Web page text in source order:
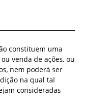
constituem uma
venda de ações, ou
nem poderá ser
na qual tal
consideradas